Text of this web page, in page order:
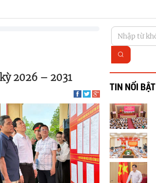
2026 – 2031
TIN NỔI BẬT